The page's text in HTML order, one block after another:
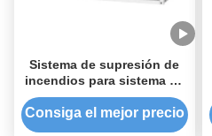
Sistema de supresión de
incendios para sistema de
almacenamiento de
energía en contenedor con
interfaz de comunicación
Consiga el mejor precio